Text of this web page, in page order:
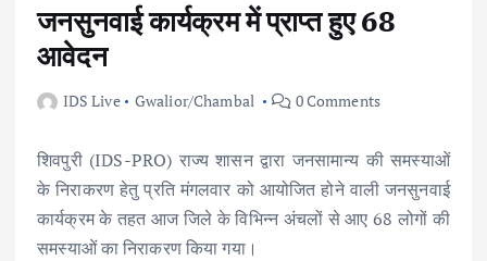
जनसुनवाई कार्यक्रम में प्राप्त हुए 68
आवेदन
IDS Live Gwalior/Chambal 0 Comments
शिवपुरी (IDS-PRO) राज्य शासन द्वारा जनसामान्य की समस्याओं
के निराकरण हेतु प्रति मंगलवार को आयोजित होने वाली जनसुनवाई
कार्यक्रम के तहत आज जिले के विभिन्न अंचलों से आए 68 लोगों की
समस्याओं का निराकरण किया गया।